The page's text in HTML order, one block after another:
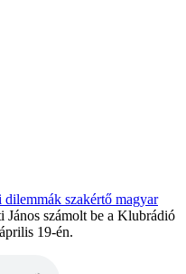
szakértő magyar
számolt be a Klubrádió
19-én.